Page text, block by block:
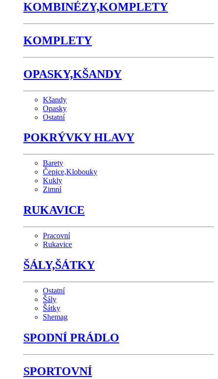
KOMBINÉZY,KOMPLETY
KOMPLETY
OPASKY,KŠANDY
Kšandy
Opasky
Ostatní
POKRÝVKY HLAVY
Barety
Čepice,Klobouky
Kukly
Zimní
RUKAVICE
Pracovní
Rukavice
ŠÁLY,ŠÁTKY
Ostatní
Šály
Šátky
Shemag
SPODNÍ PRÁDLO
SPORTOVNÍ